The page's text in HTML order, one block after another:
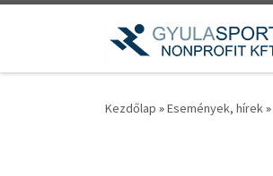
Teljes tartalom megjelenítése
Kezdőlap »Események, hírek»